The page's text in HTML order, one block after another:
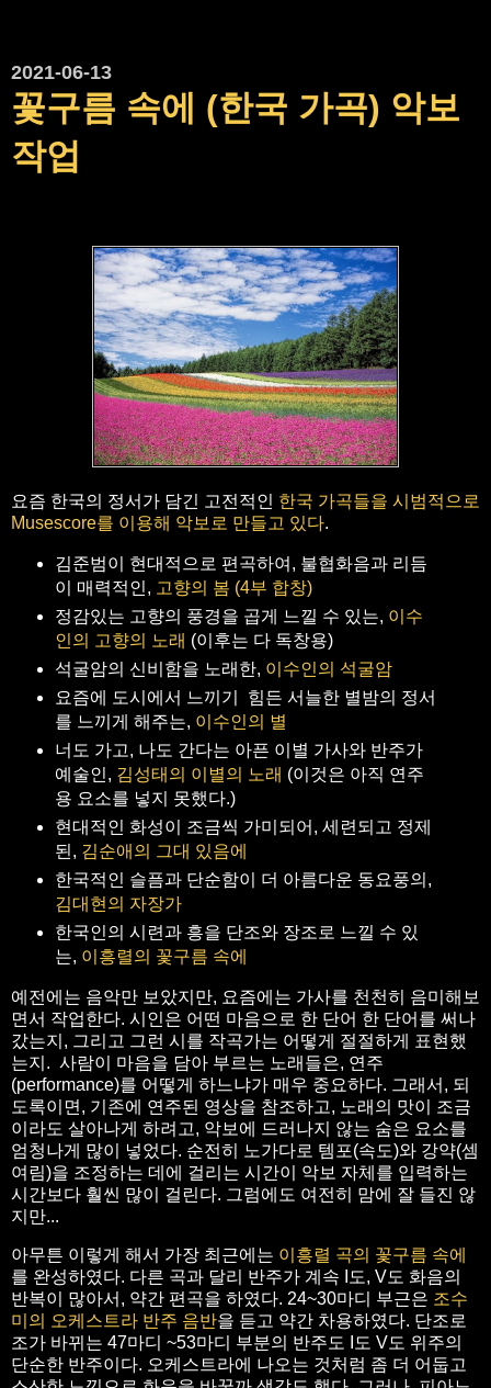
2021-06-13
꽃구름 속에 (한국 가곡) 악보
작업
요즘 한국의 정서가 담긴 고전적인 한국 가곡들을 시범적으로
Musescore를 이용해 악보로 만들고 있다.
김준범이 현대적으로 편곡하여, 불협화음과 리듬
이 매력적인, 고향의 봄 (4부 합창)
정감있는 고향의 풍경을 곱게 느낄 수 있는, 이수
인의 고향의 노래 (이후는 다 독창용)
석굴암의 신비함을 노래한, 이수인의 석굴암
요즘에 도시에서 느끼기 힘든 서늘한 별밤의 정서
를 느끼게 해주는, 이수인의 별
너도 가고, 나도 간다는 아픈 이별 가사와 반주가
예술인, 김성태의 이별의 노래 (이것은 아직 연주
용 요소를 넣지 못했다.)
현대적인 화성이 조금씩 가미되어, 세련되고 정제
된, 김순애의 그대 있음에
한국적인 슬픔과 단순함이 더 아름다운 동요풍의,
김대현의 자장가
한국인의 시련과 흥을 단조와 장조로 느낄 수 있
는, 이흥렬의 꽃구름 속에
예전에는 음악만 보았지만, 요즘에는 가사를 천천히 음미해보
면서 작업한다. 시인은 어떤 마음으로 한 단어 한 단어를 써나
갔는지, 그리고 그런 시를 작곡가는 어떻게 절절하게 표현했
는지. 사람이 마음을 담아 부르는 노래들은, 연주
(performance)를 어떻게 하느냐가 매우 중요하다. 그래서, 되
도록이면, 기존에 연주된 영상을 참조하고, 노래의 맛이 조금
이라도 살아나게 하려고, 악보에 드러나지 않는 숨은 요소를
엄청나게 많이 넣었다. 순전히 노가다로 템포(속도)와 강약(셈
여림)을 조정하는 데에 걸리는 시간이 악보 자체를 입력하는
시간보다 훨씬 많이 걸린다. 그럼에도 여전히 맘에 잘 들진 않
지만...
아무튼 이렇게 해서 가장 최근에는 이흥렬 곡의 꽃구름 속에
를 완성하였다. 다른 곡과 달리 반주가 계속 I도, V도 화음의
반복이 많아서, 약간 편곡을 하였다. 24~30마디 부근은 조수
미의 오케스트라 반주 음반을 듣고 약간 차용하였다. 단조로
조가 바뀌는 47마디 ~53마디 부분의 반주도 I도 V도 위주의
단순한 반주이다. 오케스트라에 나오는 것처럼 좀 더 어둡고